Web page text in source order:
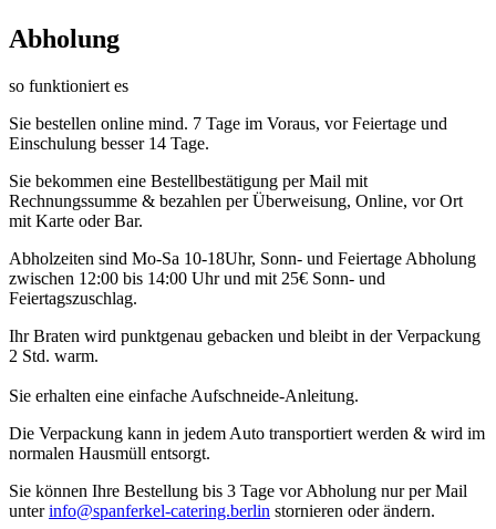
Abholung
so funktioniert es
Sie bestellen online mind. 7 Tage im Voraus, vor Feiertage und
Einschulung besser 14 Tage.
Sie bekommen eine Bestellbestätigung per Mail mit
Rechnungssumme & bezahlen per Überweisung, Online, vor Ort
mit Karte oder Bar.
Abholzeiten sind Mo-Sa 10-18Uhr, Sonn- und Feiertage Abholung
zwischen 12:00 bis 14:00 Uhr und mit 25€ Sonn- und
Feiertagszuschlag.
Ihr Braten wird punktgenau gebacken und bleibt in der Verpackung
2 Std. warm.
Sie erhalten eine einfache Aufschneide-Anleitung.
Die Verpackung kann in jedem Auto transportiert werden & wird im
normalen Hausmüll entsorgt.
Sie können Ihre Bestellung bis 3 Tage vor Abholung nur per Mail
unterinfo@spanferkel-catering.berlin stornieren oder ändern.